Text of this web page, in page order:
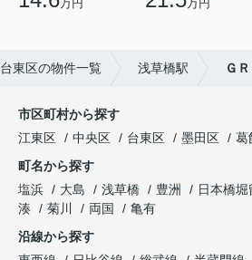
万円 万円
台東区の物件一覧 浅草橋駅 Ｇ
市区町村から探す
江東区
中央区 台東区 墨田区
葛
町名から探す
塩浜
大島 浅草橋 豊洲 日本橋堀
湊
菊川 両国
亀有
沿線から探す